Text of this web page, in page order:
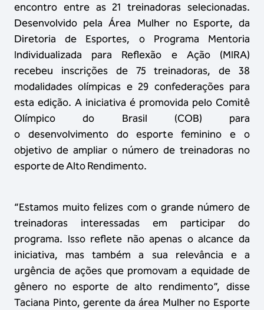
encontro entre as 21 treinadoras selecionadas.
Desenvolvido pela Área Mulher no Esporte, da
Diretoria de Esportes, o Programa Mentoria
Individualizada para Reflexão e Ação (MIRA)
recebeu inscrições de 75 treinadoras, de 38
modalidades olímpicas e 29 confederações para
esta edição. A iniciativa é promovida pelo Comitê
Olímpico do Brasil (COB) para
o desenvolvimento do esporte feminino e o
objetivo de ampliar o número de treinadoras no
esporte de Alto Rendimento.
“Estamos muito felizes com o grande número de
treinadoras interessadas em participar do
programa. Isso reflete não apenas o alcance da
iniciativa, mas também a sua relevância e a
urgência de ações que promovam a equidade de
gênero no esporte de alto rendimento”, disse
Taciana Pinto, gerente da área Mulher no Esporte